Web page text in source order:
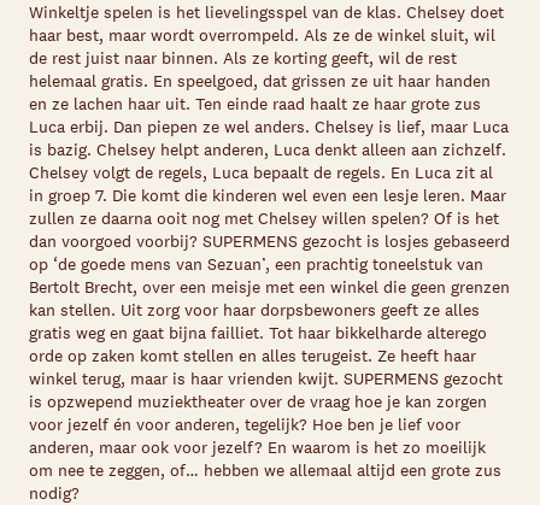
Winkeltje spelen is het lievelingsspel van de klas. Chelsey doet
haar best, maar wordt overrompeld. Als ze de winkel sluit, wil
de rest juist naar binnen. Als ze korting geeft, wil de rest
helemaal gratis. En speelgoed, dat grissen ze uit haar handen
en ze lachen haar uit. Ten einde raad haalt ze haar grote zus
Luca erbij. Dan piepen ze wel anders. Chelsey is lief, maar Luca
is bazig. Chelsey helpt anderen, Luca denkt alleen aan zichzelf.
Chelsey volgt de regels, Luca bepaalt de regels. En Luca zit al
in groep 7. Die komt die kinderen wel even een lesje leren. Maar
zullen ze daarna ooit nog met Chelsey willen spelen? Of is het
dan voorgoed voorbij? SUPERMENS gezocht is losjes gebaseerd
op ‘de goede mens van Sezuan’, een prachtig toneelstuk van
Bertolt Brecht, over een meisje met een winkel die geen grenzen
kan stellen. Uit zorg voor haar dorpsbewoners geeft ze alles
gratis weg en gaat bijna failliet. Tot haar bikkelharde alterego
orde op zaken komt stellen en alles terugeist. Ze heeft haar
winkel terug, maar is haar vrienden kwijt. SUPERMENS gezocht
is opzwepend muziektheater over de vraag hoe je kan zorgen
voor jezelf én voor anderen, tegelijk? Hoe ben je lief voor
anderen, maar ook voor jezelf? En waarom is het zo moeilijk
om nee te zeggen, of… hebben we allemaal altijd een grote zus
nodig?